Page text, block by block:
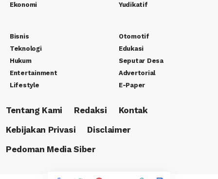
Ekonomi
Yudikatif
Bisnis
Teknologi
Hukum
Entertainment
Lifestyle
Otomotif
Edukasi
Seputar Desa
Advertorial
E-Paper
Tentang Kami Redaksi
Kontak
Kebijakan Privasi
Disclaimer
Pedoman Media Siber